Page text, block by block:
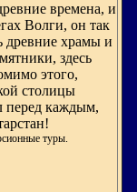
времена, и
Волги, он так
древние храмы и
здесь
этого,
столицы
перед каждым,
туры.